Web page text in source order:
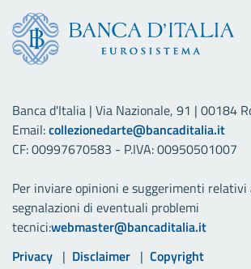
Banca d'Italia | Via Nazionale, 91 | 00184
Email:collezionedarte@bancaditalia.it
CF: 00997670583 - P.IVA: 00950501007
Per inviare opinioni e suggerimenti relativi
segnalazioni di eventuali problemi
tecnici:webmaster@bancaditalia.it
Link utili
Privacy Disclaimer Copyright